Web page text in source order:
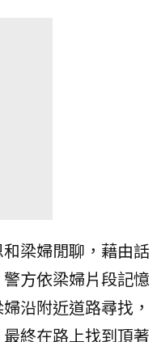
梁婦閒聊，藉由話
方依梁婦片段記憶
沿附近道路尋找，
終在路上找到頂著